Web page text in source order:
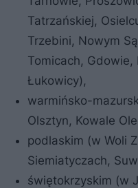
Tatrzańskiej,
Trzebini, Nowym
Tomicach, Gdowie,
Łukowicy),
warmińsko-
Olsztyn, Kowale
podlaskim (w Woli
Siemiatyczach,
świętokrzyskim (w